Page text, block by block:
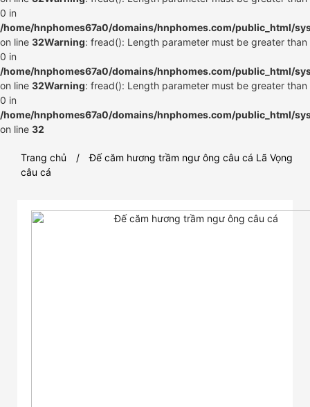
0 in
/home/hnphomes67a0/domains/hnphomes.com/public_html/
on line 32Warning: fread(): Length parameter must be greater than
0 in
/home/hnphomes67a0/domains/hnphomes.com/public_html/
on line 32Warning: fread(): Length parameter must be greater than
0 in
/home/hnphomes67a0/domains/hnphomes.com/public_html/
on line 32
Trang chủ
Đế căm hương trầm ngư ông câu cá Lã Vọng
câu cá